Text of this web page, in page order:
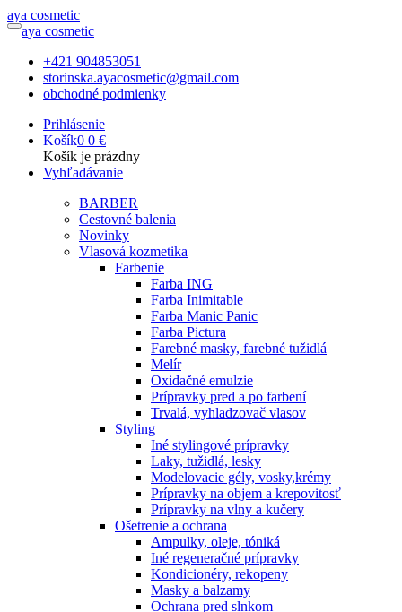
aya cosmetic
aya cosmetic
+421 904853051
storinska.ayacosmetic@gmail.com
obchodné podmienky
Prihlásenie
Košík0 0 €
Košík je prázdny
Vyhľadávanie
BARBER
Cestovné balenia
Novinky
Vlasová kozmetika
Farbenie
Farba ING
Farba Inimitable
Farba Manic Panic
Farba Pictura
Farebné masky, farebné tužidlá
Melír
Oxidačné emulzie
Prípravky pred a po farbení
Trvalá, vyhladzovač vlasov
Styling
Iné stylingové prípravky
Laky, tužidlá, lesky
Modelovacie gély, vosky,krémy
Prípravky na objem a krepovitosť
Prípravky na vlny a kučery
Ošetrenie a ochrana
Ampulky, oleje, tóniká
Iné regeneračné prípravky
Kondicionéry, rekopeny
Masky a balzamy
Ochrana pred slnkom